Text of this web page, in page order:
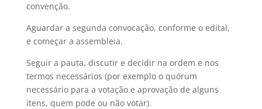
convenção.
Aguardar a segunda convocação, conforme o edital,
e começar a assembleia.
Seguir a pauta, discutir e decidir na ordem e nos
termos necessários (por exemplo o quórum
necessário para a votação e aprovação de alguns
itens, quem pode ou não votar).